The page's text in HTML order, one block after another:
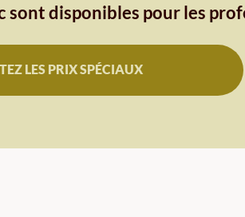
sont disponibles pour les
LES PRIX SPÉCIAUX